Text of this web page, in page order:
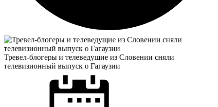
Тревел-блогеры и телеведущие из Словении сняли
телевизионный выпуск о Гагаузии